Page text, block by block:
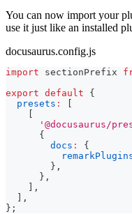
You can now import your
use it just like an installed
docusaurus.config.js
import sectionPrefix
export default
{
presets :
'@docusaurus/
{
docs :
{
} ,
} ,
,
,
} ;